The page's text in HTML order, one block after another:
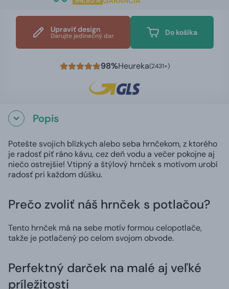
Upraviť design
Darujte jedinečný dar Do košíka
98%Heureka(2431×)
Popis
Potešte svojich blízkych alebo seba hrnčekom, z ktorého
je radosť piť ráno kávu, cez deň vodu a večer pokojne aj
niečo ostrejšie! Vtipný a štýlový hrnček s motívom urobí
radosť pri každom dúšku.
Prečo zvoliť náš hrnček s potlačou?
Tento hrnček má na sebe motív formou celopotlače,
takže je potlačený po celom svojom obvode.
Perfektný darček na malé aj veľké
príležitosti